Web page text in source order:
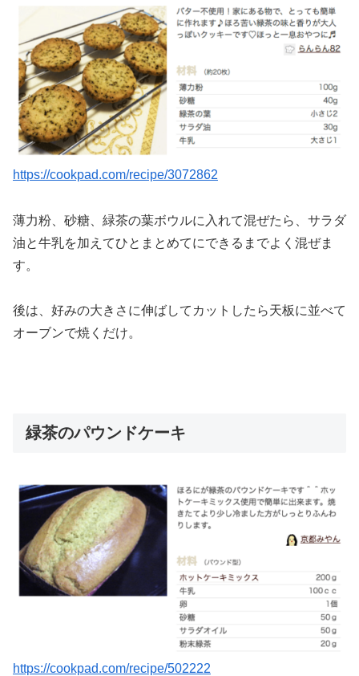
https://cookpad.com/recipe/3072862
薄力粉、砂糖、緑茶の葉ボウルに入れて混ぜたら、サラダ
油と牛乳を加えてひとまとめてにできるまでよく混ぜま
す。
後は、好みの大きさに伸ばしてカットしたら天板に並べて
オーブンで焼くだけ。
緑茶のパウンドケーキ
https://cookpad.com/recipe/502222